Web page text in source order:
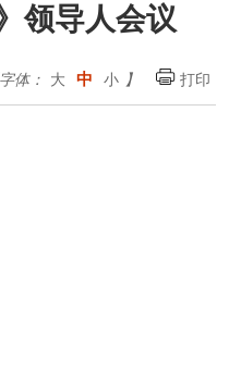
领导人会议
字体： 大 中 小 】 打印